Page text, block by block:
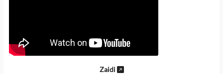
Zaidi